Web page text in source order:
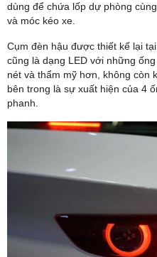
dùng để chứa lốp dự phòng
và móc kéo xe.
Cụm đèn hậu được thiết kế lại
cũng là dạng LED với những
nét và thẩm mỹ hơn, không còn
bên trong là sự xuất hiện của 4
phanh.